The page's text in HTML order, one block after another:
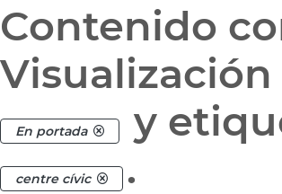
Contenido
Visualización
En portada y
centre cívic .